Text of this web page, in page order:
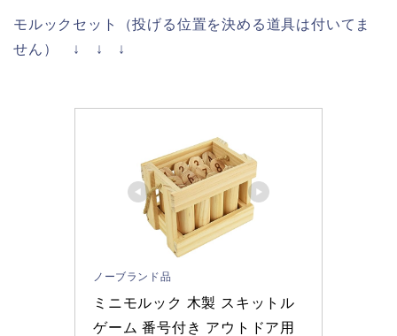
モルックセット（投げる位置を決める道具は付いてま
せん） ↓ ↓ ↓
ノーブランド品
ミニモルック 木製 スキットル
ゲーム 番号付き アウトドア用